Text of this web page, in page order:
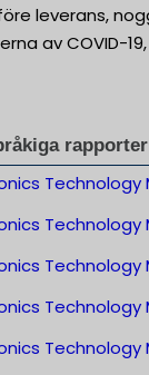
leverans,
av COVID-
rapporter
Technology
Technology
Technology
Technology
Technology